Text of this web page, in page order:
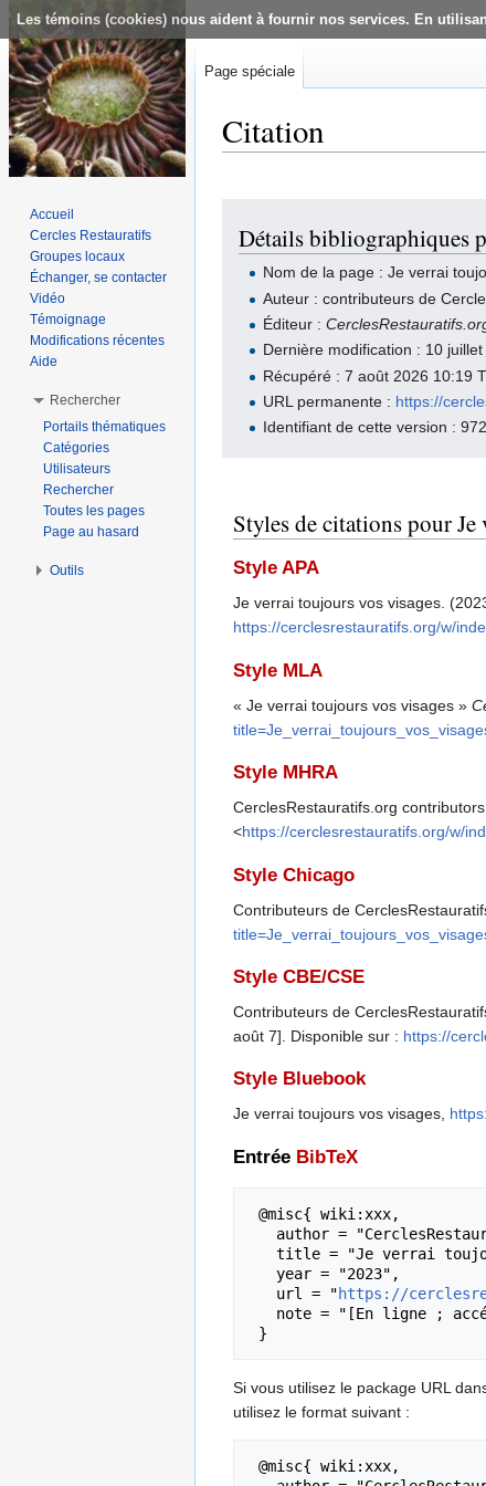
Les témoins (cookies) nous aident à fournir nos services. En
Citation
Détails bibliographiques
Nom de la page : Je verrai
Auteur : contributeurs de
Éditeur :
Dernière modification : 10
Récupéré : 7 août 2026 10:19
URL permanente : https://
Identifiant de cette version :
Styles de citations pour
Style APA
Je verrai toujours vos visages.
https://cerclesrestauratifs.org/w/
Style MLA
« Je verrai toujours vos visages »
Style MHRA
CerclesRestauratifs.org
<https://cerclesrestauratifs.org/w/
Style Chicago
Contributeurs de
Style CBE/CSE
Contributeurs de
août 7]. Disponible sur : https://
Style Bluebook
Je verrai toujours vos visages,
Entrée BibTeX
   url = "
https://
Si vous utilisez le package URL
utilisez le format suivant :
Page spéciale
Accueil
Cercles Restauratifs
Groupes locaux
Échanger, se contacter
Vidéo
Témoignage
Modifications récentes
Aide
Rechercher
Portails thématiques
Catégories
Utilisateurs
Rechercher
Toutes les pages
Page au hasard
Outils